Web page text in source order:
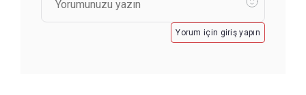
Yorum için giriş yapın